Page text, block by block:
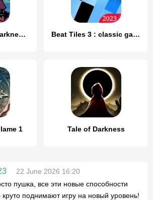
Corrupted Finn Darkness Battle Beat Tiles 3 : classic game
1 Tale of Darkness
22 June 2026 16:20
пушка, все эти новые способности
круто поднимают игру на новый уровень!